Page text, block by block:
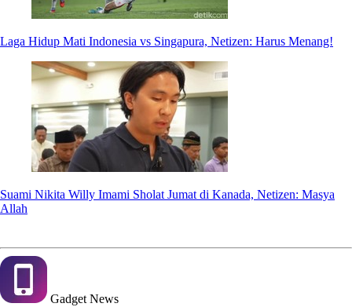
Laga Hidup Mati Indonesia vs Singapura, Netizen: Harus Menang!
Suami Nikita Willy Imami Sholat Jumat di Kanada, Netizen: Masya
Allah
Gadget News